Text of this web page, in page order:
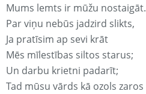
Mums lemts ir mūžu nostaigāt.
Par viņu nebūs jadzird slikts,
Ja pratīsim ap sevi krāt
Mēs mīlestības siltos starus;
Un darbu krietni padarīt;
Tad mūsu vārds kā ozols zaros